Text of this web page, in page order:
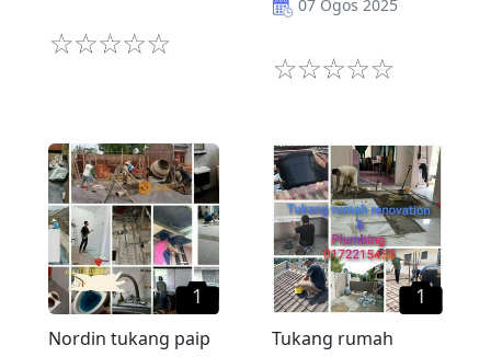
07 Ogos 2025
1
Nordin tukang paip
1
Tukang rumah